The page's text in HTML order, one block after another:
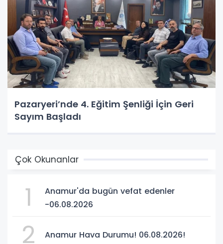
Pazaryeri’nde 4. Eğitim Şenliği İçin Geri
Sayım Başladı
Çok Okunanlar
1
Anamur'da bugün vefat edenler
-06.08.2026
2 Anamur Hava Durumu! 06.08.2026!